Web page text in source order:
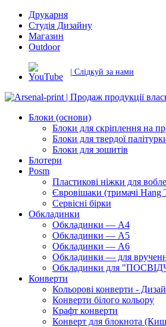
Друкарня
Студія Дизайну
Магазин
Outdoor
| Слідкуй за нами
Блоки (основи)
Блоки для скріплення на
Блоки для твердої
Блоки для зошитів
Блотери
Posm
Пластикові ніжки для
Євровішаки (тримачі Hang
Сервісні бірки
Обкладинки
Обкладинки — А4
Обкладинки — А5
Обкладинки — А6
Обкладинки — для
Обкладинки для
Конверти
Кольорові конверти -
Конверти білого кольору
Крафт конверти
Конверт для блокнота